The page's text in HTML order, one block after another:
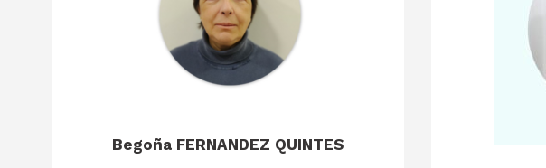
Begoña FERNANDEZ QUINTES